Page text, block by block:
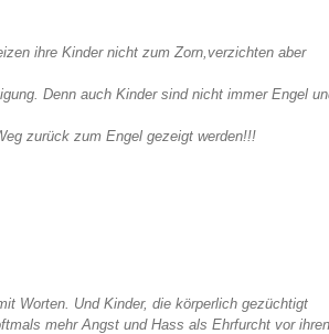
ihre Kinder nicht zum Zorn,verzichten aber
Denn auch Kinder sind nicht immer Engel
zurück zum Engel gezeigt werden!!!
Worten. Und Kinder, die körperlich gezüchtigt
mehr Angst und Hass als Ehrfurcht vor ihren